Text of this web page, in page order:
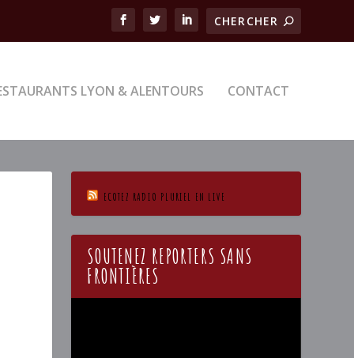
LYON & ALENTOURS CONTACT
ECOTEZ RADIO PLURIEL EN LIVE
SOUTENEZ REPORTERS SANS
FRONTIÈRES